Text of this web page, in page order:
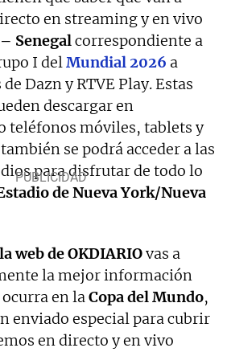
en streaming y en vivo
Senegalcorrespondiente a
I delMundial 2026 a
Dazn y RTVE Play. Estas
descargar en
teléfonos móviles, tablets y
se podrá acceder a las
para disfrutar de todo lo
de Nueva York/Nueva
la web de OKDIARIOvas a
la mejor información
en laCopa del Mundo,
enviado especial para cubrir
en directo y en vivo